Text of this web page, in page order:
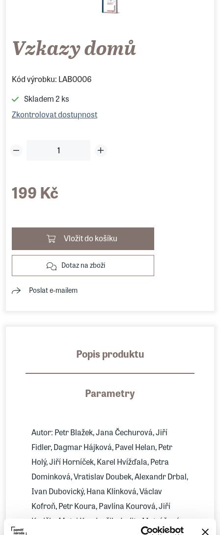
Vzkazy domů
Kód výrobku: LAB0006
Skladem 2 ks
Zkontrolovat dostupnost
199 Kč
Vložit do košíku
Dotaz na zboží
Poslat e-mailem
Popis produktu
Parametry
Autor: Petr Blažek, Jana Čechurová, Jiří
Fidler, Dagmar Hájková, Pavel Helan, Petr
Holý, Jiří Horníček, Karel Hvížďala, Petra
Dominková, Vratislav Doubek, Alexandr Drbal,
Ivan Dubovický, Hana Klínková, Václav
Kofroň, Petr Koura, Pavlína Kourová, Jiří
Kuděla, Matej Kundračik, Judita Matyášová,